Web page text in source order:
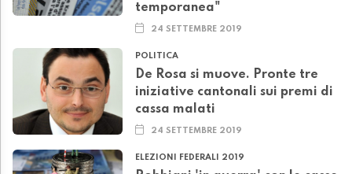
temporanea"
24 SETTEMBRE 2019
POLITICA
De Rosa si muove. Pronte tre
iniziative cantonali sui premi di
cassa malati
24 SETTEMBRE 2019
ELEZIONI FEDERALI 2019